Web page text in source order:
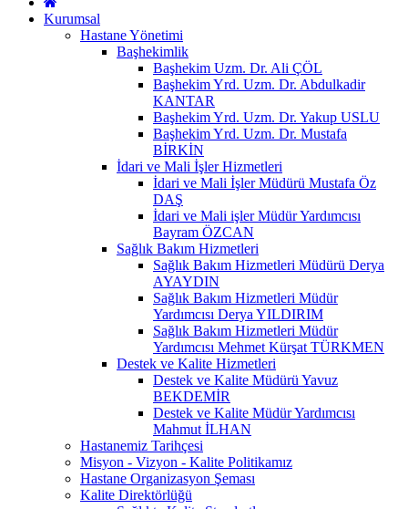
Kurumsal
Hastane Yönetimi
Başhekimlik
Başhekim Uzm. Dr. Ali ÇÖL
Başhekim Yrd. Uzm. Dr. Abdulkadir
KANTAR
Başhekim Yrd. Uzm. Dr. Yakup USLU
Başhekim Yrd. Uzm. Dr. Mustafa
BİRKİN
İdari ve Mali İşler Hizmetleri
İdari ve Mali İşler Müdürü Mustafa Öz
DAŞ
İdari ve Mali işler Müdür Yardımcısı
Bayram ÖZCAN
Sağlık Bakım Hizmetleri
Sağlık Bakım Hizmetleri Müdürü Derya
AYAYDIN
Sağlık Bakım Hizmetleri Müdür
Yardımcısı Derya YILDIRIM
Sağlık Bakım Hizmetleri Müdür
Yardımcısı Mehmet Kürşat TÜRKMEN
Destek ve Kalite Hizmetleri
Destek ve Kalite Müdürü Yavuz
BEKDEMİR
Destek ve Kalite Müdür Yardımcısı
Mahmut İLHAN
Hastanemiz Tarihçesi
Misyon - Vizyon - Kalite Politikamız
Hastane Organizasyon Şeması
Kalite Direktörlüğü